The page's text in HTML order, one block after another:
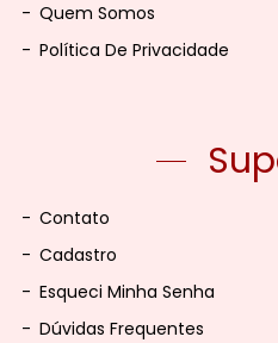
- Quem Somos
- Política De Privacidade
- Contato
- Cadastro
- Esqueci Minha Senha
- Dúvidas Frequentes